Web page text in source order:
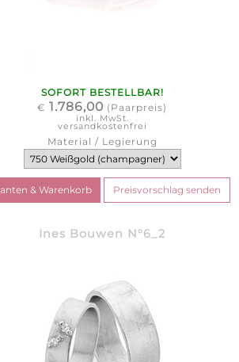
SOFORT BESTELLBAR!
€ 1.786,00 (Paarpreis)
inkl. MwSt.
versandkostenfrei
Material / Legierung
Ines Bouwen N°6_2